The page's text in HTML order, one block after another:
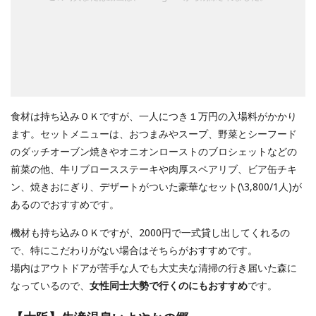
食材は持ち込みＯＫですが、一人につき１万円の入場料がかかり
ます。セットメニューは、おつまみやスープ、野菜とシーフード
のダッチオーブン焼きやオニオンローストのブロシェットなどの
前菜の他、牛リブロースステーキや肉厚スペアリブ、ビア缶チキ
ン、焼きおにぎり、デザートがついた豪華なセット(\3,800/1人)が
あるのでおすすめです。
機材も持ち込みＯＫですが、2000円で一式貸し出してくれるの
で、特にこだわりがない場合はそちらがおすすめです。
場内はアウトドアが苦手な人でも大丈夫な清掃の行き届いた森に
なっているので、 女性同士大勢で行くのにもおすすめです。